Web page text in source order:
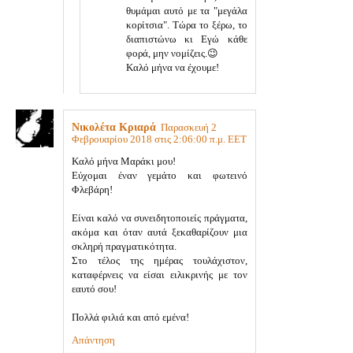
θυμάμαι αυτό με τα "μεγάλα
κορίτσια". Τώρα το ξέρω, το
διαπιστώνω κι Εγώ κάθε
φορά, μην νομίζεις.😉
Καλό μήνα να έχουμε!
Νικολέτα Κριαρά Παρασκευή 2
Φεβρουαρίου 2018 στις 2:06:00 π.μ. EET
Καλό μήνα Μαράκι μου!
Εύχομαι έναν γεμάτο και φωτεινό
Φλεβάρη!
Είναι καλό να συνειδητοποιείς πράγματα,
ακόμα και όταν αυτά ξεκαθαρίζουν μια
σκληρή πραγματικότητα.
Στο τέλος της ημέρας τουλάχιστον,
καταφέρνεις να είσαι ειλικρινής με τον
εαυτό σου!
Πολλά φιλιά και από εμένα!
Απάντηση